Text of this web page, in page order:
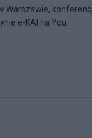
Warszawie,
e-KAI na You